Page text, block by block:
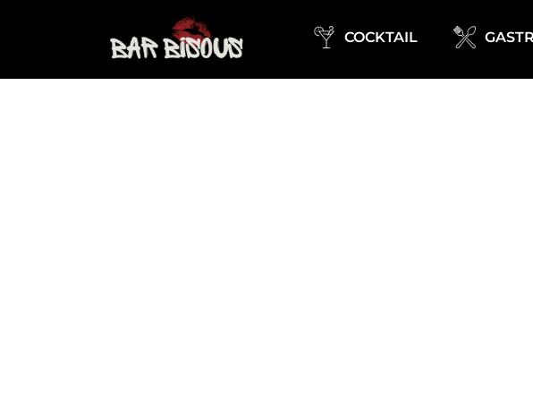
COCKTAIL